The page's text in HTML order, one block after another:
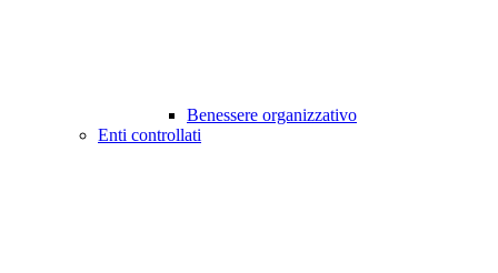
Benessere organizzativo
Enti controllati